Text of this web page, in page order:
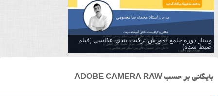
وبینار دوره جامع آموزش تركيب بندي عكاسي (فیلم
ضبط شده)
بایگانی بر حسب ADOBE CAMERA RAW